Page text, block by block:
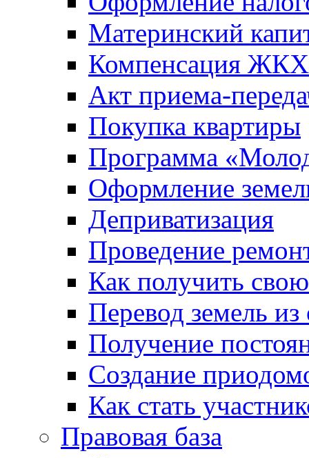
Материнский
Компенсация ЖКХ
Акт приема-
Покупка квартиры
Программа
Оформление
Деприватизация
Проведение
Как получить
Перевод земель
Получение
Создание
Как стать
Правовая база